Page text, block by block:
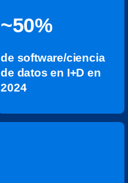
~50%
de software/ciencia
de datos en I+D en
2024